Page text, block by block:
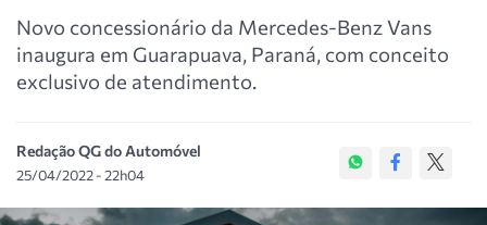
Novo concessionário da Mercedes-Benz Vans
inaugura em Guarapuava, Paraná, com conceito
exclusivo de atendimento.
Redação QG do Automóvel
25/04/2022 - 22h04